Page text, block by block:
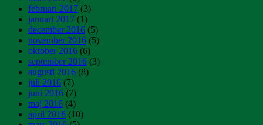
februari 2017 (3)
januari 2017 (1)
december 2016 (5)
november 2016 (5)
oktober 2016 (6)
september 2016 (3)
augusti 2016 (8)
juli 2016 (7)
juni 2016 (7)
maj 2016 (4)
april 2016 (10)